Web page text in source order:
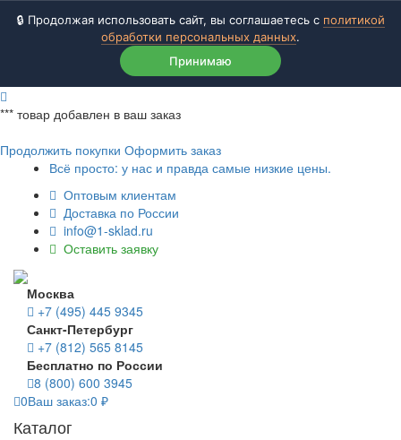
🔒 Продолжая использовать сайт, вы соглашаетесь с политикой
обработки персональных данных.
Принимаю
*** товар добавлен в ваш заказ
Продолжить покупки Оформить заказ
Всё просто: у нас и правда самые низкие цены.
Оптовым клиентам
Доставка по России
info@1-sklad.ru
Оставить заявку
Москва
+7 (495) 445 9345
Санкт-Петербург
+7 (812) 565 8145
Бесплатно по России
8 (800) 600 3945
0Ваш заказ:0 ₽
Каталог